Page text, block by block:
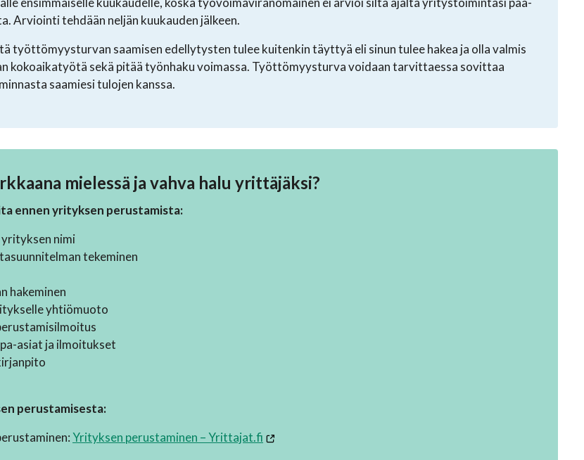
Arviointi tehdään neljän kuukauden jälkeen.
työttömyysturvan saamisen edellytysten tulee kuitenkin täyttyä eli sinun tulee hakea ja olla valmis
kokoaikatyötä sekä pitää työnhaku voimassa. Työttömyysturva voidaan tarvittaessa sovittaa
saamiesi tulojen kanssa.
mielessä ja vahva halu yrittäjäksi?
ennen yrityksen perustamista:
yrityksen nimi
tekeminen
hakeminen
yhtiömuoto
asiat ja ilmoitukset
perustamisesta:
Yrityksen perustaminen – Yrittajat.fi